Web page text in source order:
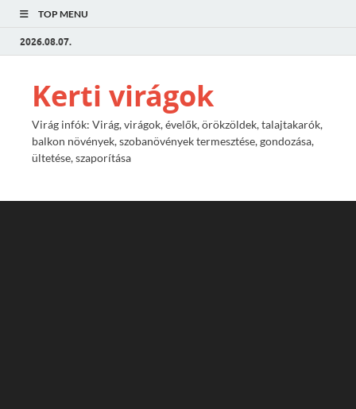
TOP MENU
2026.08.07.
Kerti virágok
Virág infók: Virág, virágok, évelők, örökzöldek, talajtakarók,
balkon növények, szobanövények termesztése, gondozása,
ültetése, szaporítása